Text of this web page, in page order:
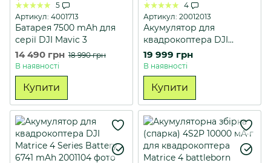
5
Артикул: 4001713
Батарея 7500 mAh для
серії DJI Mavic 3
14 490 грн 18 990 грн
В наявності
Купити
4
Артикул: 20012013
Акумулятор для
квадрокоптера DJI
Matrice 4 на 10000 mAh
19 999 грн
В наявності
Купити